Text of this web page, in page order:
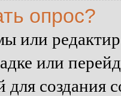
опрос?
или
или
создания